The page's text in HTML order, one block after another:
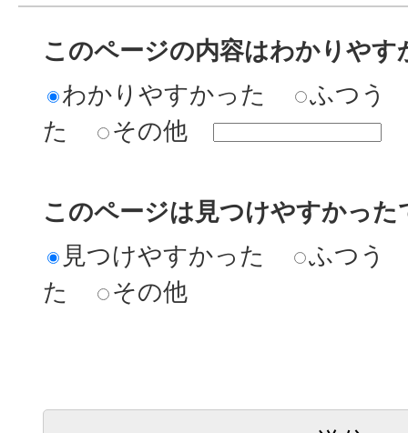
このページの内容はわかりやす
わかりやすかった
ふつう
た
その他
このページは見つけやすかった
見つけやすかった
ふつう
た
その他